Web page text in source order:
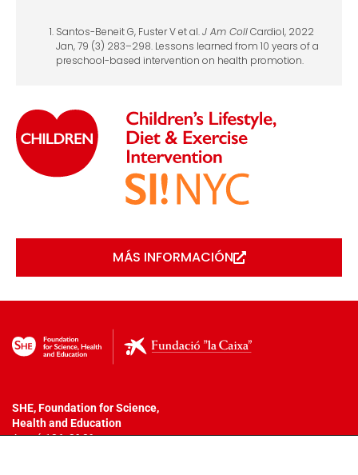
Santos-Beneit G, Fuster V et al.J Am CollCardiol, 2022
Jan, 79 (3) 283–298. Lessons learned from 10 years of a
preschool-based intervention on health promotion.
MÁS INFORMACIÓN
SHE, Foundation for Science,
Healthand Education
Aragó 186, 2º 3ª